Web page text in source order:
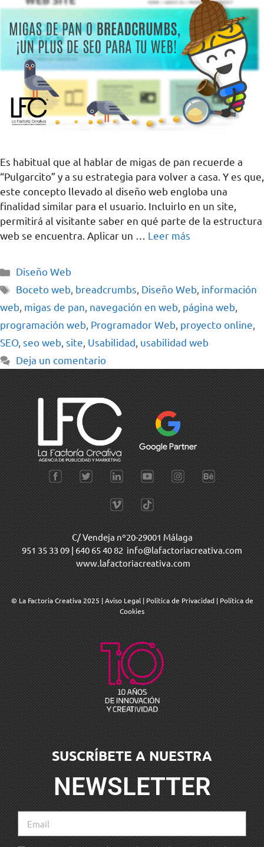
Es habitual que al hablar de migas de pan recuerde a
“Pulgarcito” y a su estrategia para volver a casa. Y es que,
este concepto llevado al diseño web engloba una
finalidad similar para el usuario. Incluirlo en un site,
permitirá al visitante saber en qué parte de la estructura
web se encuentra. Aplicar un … Leer más
Diseño Web
Boceto web, breadcrumbs, Diseño Web, información
web, migas de pan, navegación en web, página web,
programación web, Programador Web, proyecto online,
SEO, seo web, site, Usabilidad, usabilidad web
Deja un comentario
C/ Vendeja nº20-29001 Málaga
951 35 33 09 | 640 65 40 82 info@lafactoriacreativa.com
www.lafactoriacreativa.com
© La Factoria Creativa 2025 |Aviso Legal | Política de Privacidad | Política de
Cookies
SUSCRÍBETE A NUESTRA
NEWSLETTER